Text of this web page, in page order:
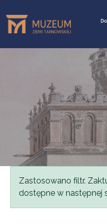
Status message
Zastosowano filtr.
dostępne w następnej